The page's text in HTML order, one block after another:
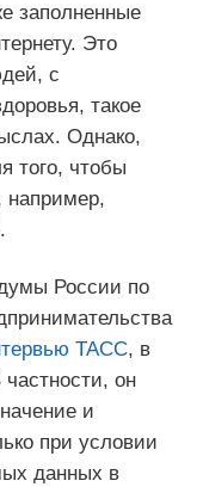
заполненные
Это
с
такое
Однако,
того, чтобы
например,
России по
ТАСС, в
он
и
при условии
данных в